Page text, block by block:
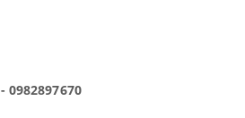
0982897670